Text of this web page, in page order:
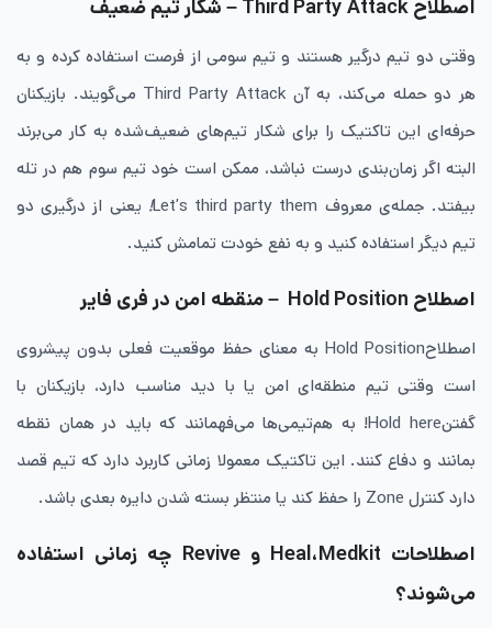
اصطلاح Third Party Attack – شکار تیم ضعیف
وقتی دو تیم درگیر هستند و تیم سومی از فرصت استفاده کرده و به
هر دو حمله می‌کند، به آن Third Party Attack می‌گویند. بازیکنان
حرفه‌ای این تاکتیک را برای شکار تیم‌های ضعیف‌شده به کار می‌برند
البته اگر زمان‌بندی درست نباشد، ممکن است خود تیم سوم هم در تله
بیفتد. جمله‌ی معروف Let’s third party them
! یعنی از درگیری دو
تیم دیگر استفاده کنید و به نفع خودت تمامش کنید.
اصطلاح Hold Position – منقطه امن در فری فایر
اصطلاحHold Position به معنای حفظ موقعیت فعلی بدون پیشروی
است وقتی تیم منطقه‌ای امن یا با دید مناسب دارد، بازیکنان با
گفتنHold here! به هم‌تیمی‌ها می‌فهمانند که باید در همان نقطه
بمانند و دفاع کنند. این تاکتیک معمولا زمانی کاربرد دارد که تیم قصد
دارد کنترل Zone را حفظ کند یا منتظر بسته شدن دایره بعدی باشد.
اصطلاحات Heal،Medkit و Revive چه زمانی استفاده
می‌شوند؟